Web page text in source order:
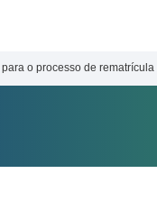
o processo de